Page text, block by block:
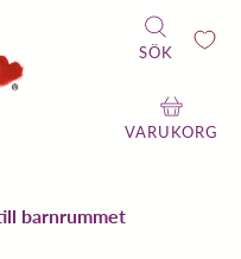
SÖK
VARUKORG
barnrummet